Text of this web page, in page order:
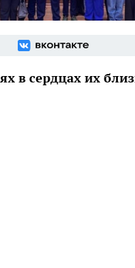
в сердцах их